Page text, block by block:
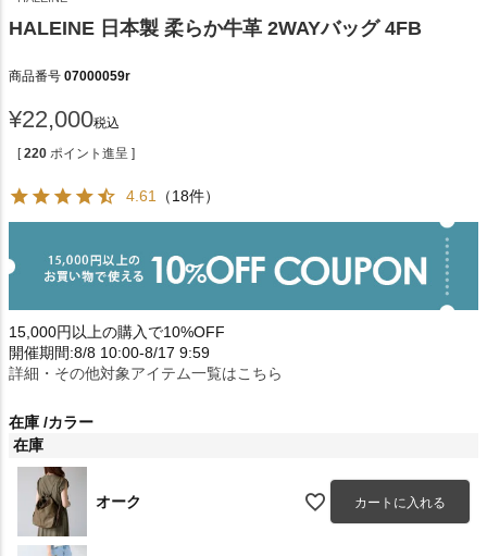
HALEINE 日本製 柔らか牛革 2WAYバッグ 4FB
商品番号 07000059r
¥22,000税込
[ 220 ポイント進呈 ]
4.61 （18件）
15,000円以上の購入で10%OFF
開催期間:8/8 10:00-8/17 9:59
詳細・その他対象アイテム一覧はこちら
在庫 カラー
在庫
オーク カートに入れる